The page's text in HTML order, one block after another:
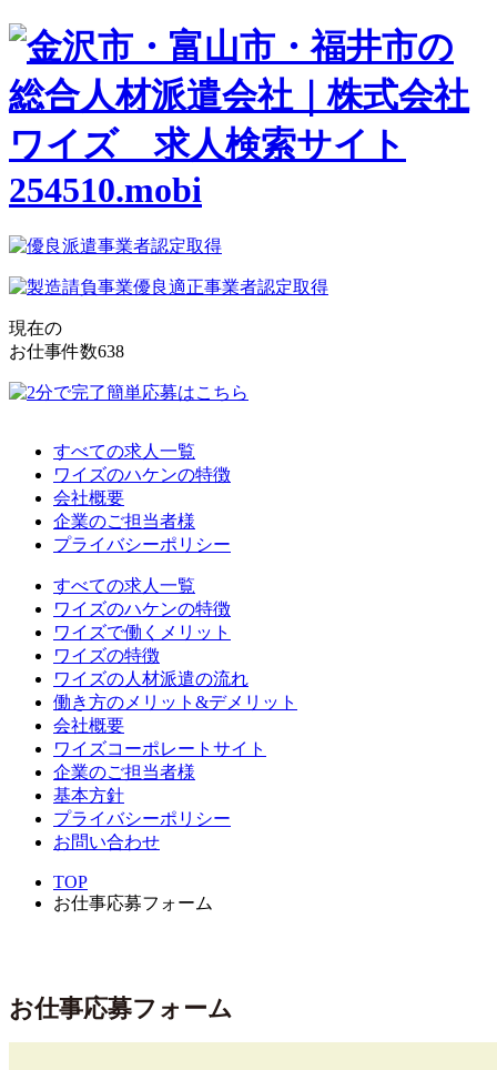
現在の
お仕事件数638
すべての求人一覧
ワイズのハケンの特徴
会社概要
企業のご担当者様
プライバシーポリシー
すべての求人一覧
ワイズのハケンの特徴
ワイズで働くメリット
ワイズの特徴
ワイズの人材派遣の流れ
働き方のメリット&デメリット
会社概要
ワイズコーポレートサイト
企業のご担当者様
基本方針
プライバシーポリシー
お問い合わせ
TOP
お仕事応募フォーム
お仕事応募フォーム